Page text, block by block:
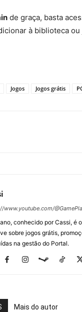
de graça, basta
à biblioteca
Jogos Jogos grátis
www.youtube.com/
conhecido por Cassi, é
sobre jogos grátis,
na gestão do Portal.
Mais do autor